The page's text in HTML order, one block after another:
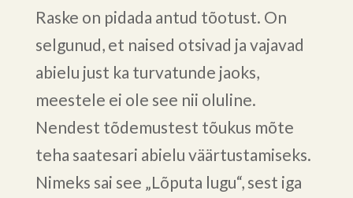
Raske on pidada antud tõotust. On
selgunud, et naised otsivad ja vajavad
abielu just ka turvatunde jaoks,
meestele ei ole see nii oluline.
Nendest tõdemustest tõukus mõte
teha saatesari abielu väärtustamiseks.
Nimeks sai see „Lõputa lugu“, sest iga